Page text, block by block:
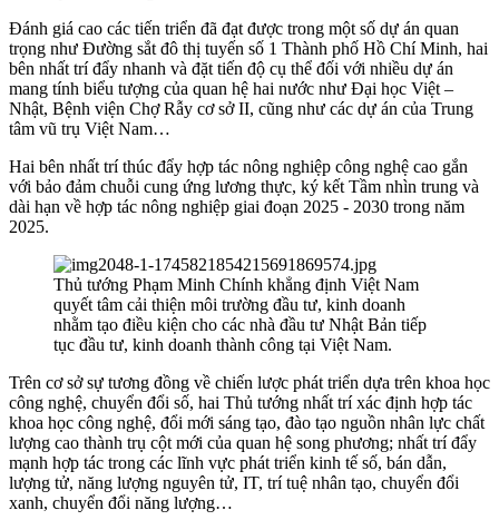
Đánh giá cao các tiến triển đã đạt được trong một số dự án quan
trọng như Đường sắt đô thị tuyến số 1 Thành phố Hồ Chí Minh, hai
bên nhất trí đẩy nhanh và đặt tiến độ cụ thể đối với nhiều dự án
mang tính biểu tượng của quan hệ hai nước như Đại học Việt –
Nhật, Bệnh viện Chợ Rẫy cơ sở II, cũng như các dự án của Trung
tâm vũ trụ Việt Nam…
Hai bên nhất trí thúc đẩy hợp tác nông nghiệp công nghệ cao gắn
với bảo đảm chuỗi cung ứng lương thực, ký kết Tầm nhìn trung và
dài hạn về hợp tác nông nghiệp giai đoạn 2025 - 2030 trong năm
2025.
Thủ tướng Phạm Minh Chính khẳng định Việt Nam
quyết tâm cải thiện môi trường đầu tư, kinh doanh
nhằm tạo điều kiện cho các nhà đầu tư Nhật Bản tiếp
tục đầu tư, kinh doanh thành công tại Việt Nam.
Trên cơ sở sự tương đồng về chiến lược phát triển dựa trên khoa học
công nghệ, chuyển đổi số, hai Thủ tướng nhất trí xác định hợp tác
khoa học công nghệ, đổi mới sáng tạo, đào tạo nguồn nhân lực chất
lượng cao thành trụ cột mới của quan hệ song phương; nhất trí đẩy
mạnh hợp tác trong các lĩnh vực phát triển kinh tế số, bán dẫn,
lượng tử, năng lượng nguyên tử, IT, trí tuệ nhân tạo, chuyển đổi
xanh, chuyển đổi năng lượng…